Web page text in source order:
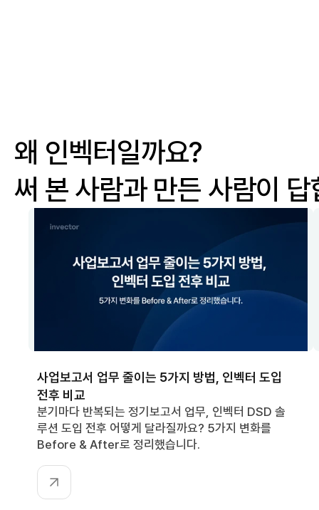
왜 인벡터일까요?
써 본 사람과 만든 사람이
사업보고서 업무 줄이는 5가지 방법, 인벡터 도입
전후 비교
분기마다 반복되는 정기보고서 업무, 인벡터 DSD 솔
루션 도입 전후 어떻게 달라질까요? 5가지 변화를
Before & After로 정리했습니다.